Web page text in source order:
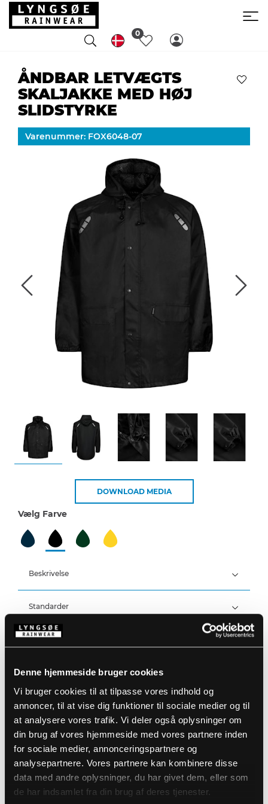
Denne hjemmeside bruger cookies
Vi bruger cookies til at tilpasse vores indhold og
annoncer, til at vise dig funktioner til sociale medier og til
at analysere vores trafik. Vi deler også oplysninger om
din brug af vores hjemmeside med vores partnere inden
for sociale medier, annonceringspartnere og
analysepartnere. Vores partnere kan kombinere disse
data med andre oplysninger, du har givet dem, eller som
de har indsamlet fra din brug af deres tjenester.
0
ÅNDBAR LETVÆGTS
SKALJAKKE MED HØJ
SLIDSTYRKE
Varenummer: FOX6048-07
DOWNLOAD MEDIA
Vælg Farve
Beskrivelse
300D Polyester Oxford med PU-belægning, 200 g/m²
Åndbar, vind- og vandtæt med tapede sømme
Vandtæthed: >20.000 MM
Standarder
Detaljer
Fast hætte med snøre
Skjult lynlås med trykknaplukning
Velcrojustering ved ærmer
Elastisk vindfang ved håndled
To frontlommer
Refleksdetaljer
Produktdata
Varenummer: FOX6048-07
DB-nummer: 2056396
EAN: 5708217029573
Størrelsesguide
Vaskeanvisninger
Plejeinstruktioner:
DOWNLOAD PRODUKTBLAD